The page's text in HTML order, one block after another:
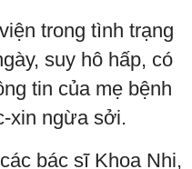
trong tình trạng
suy hô hấp, có
tin của mẹ bệnh
xin ngừa sởi.
bác sĩ Khoa Nhi,